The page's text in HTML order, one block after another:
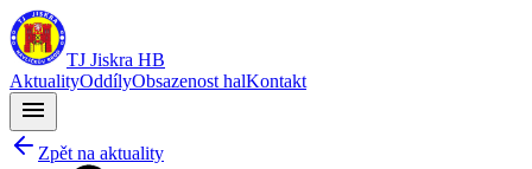
TJ Jiskra HB
AktualityOddílyObsazenost halKontakt
menu
Zpět na aktuality